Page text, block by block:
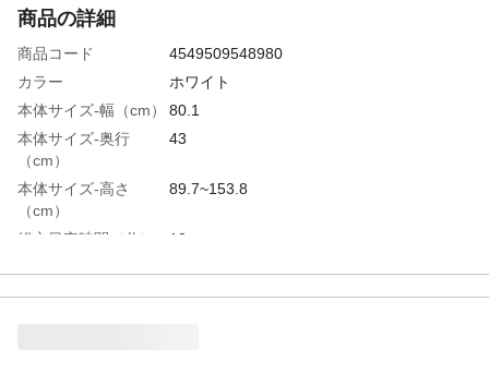
商品の詳細
商品コード
4549509548980
カラー
ホワイト
本体サイズ-幅（cm）
80.1
本体サイズ-奥行
（cm）
43
本体サイズ-高さ
（cm）
89.7~153.8
組立目安時間（分）
10